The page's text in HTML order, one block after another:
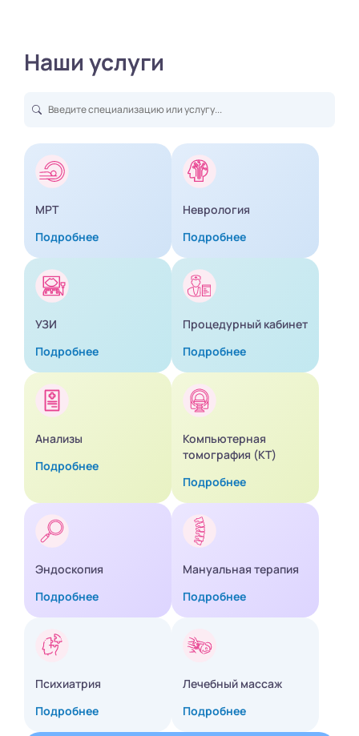
Наши услуги
МРТ
Подробнее
Неврология
Подробнее
УЗИ
Подробнее
Процедурный кабинет
Подробнее
Анализы
Подробнее
Компьютерная
томография (КТ)
Подробнее
Эндоскопия
Подробнее
Мануальная терапия
Подробнее
Психиатрия
Подробнее
Лечебный массаж
Подробнее